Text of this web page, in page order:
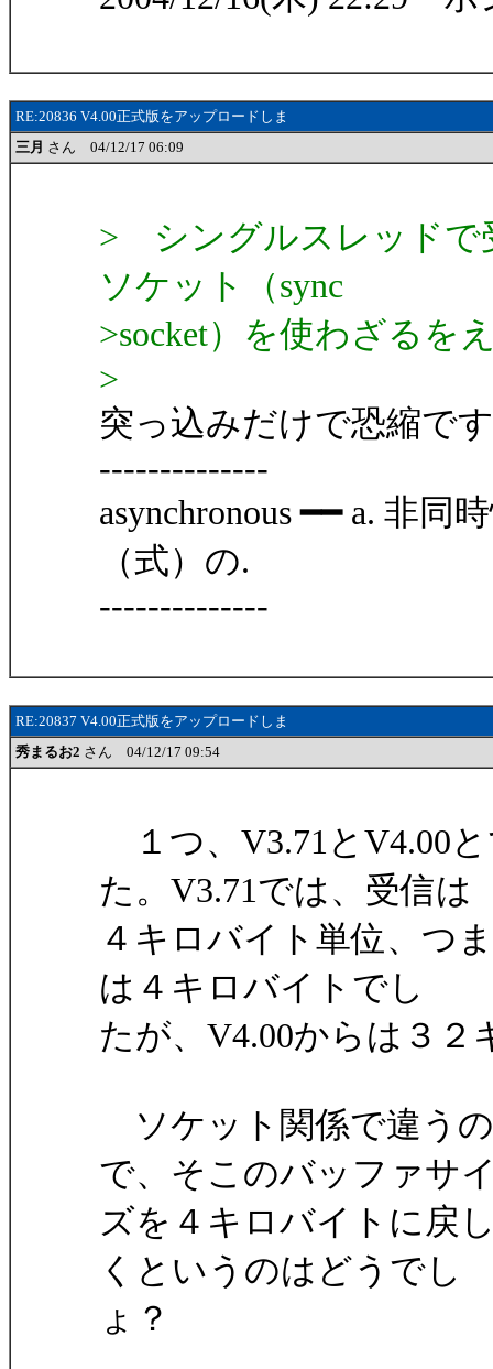
RE:20836 V4.00正式版をアップロードしま
三月 さん 04/12/17 06:09
> シングルスレッドで
ソケット（sync
>socket）を使わざるを
>
突っ込みだけで恐縮で
--------------
asynchronous ━━ a. 非同
（式）の.
--------------
RE:20837 V4.00正式版をアップロードしま
秀まるお2 さん 04/12/17 09:54
１つ、V3.71とV4.00
た。V3.71では、受信は
４キロバイト単位、つ
は４キロバイトでし
たが、V4.00からは３
ソケット関係で違う
で、そこのバッファサ
ズを４キロバイトに戻
くというのはどうでし
ょ？